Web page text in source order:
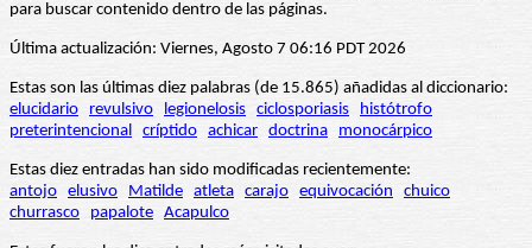
para buscar contenido dentro de las páginas.
Última actualización: Viernes, Agosto 7 06:16 PDT 2026
Estas son las últimas diez palabras (de 15.865) añadidas al diccionario:
elucidario
revulsivo legionelosis ciclosporiasis
histótrofo
preterintencional críptido achicar doctrina monocárpico
Estas diez entradas han sido modificadas recientemente:
antojo elusivo Matilde atleta carajo equivocación
chuico
churrasco
papalote Acapulco